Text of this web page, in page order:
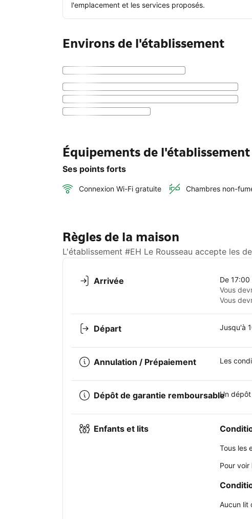
l'emplacement et les services proposés.
Environs de l'établissement
Équipements de l'établissement
Ses points forts
Connexion Wi-Fi gratuite Chambres non-
Règles de la maison
L'établissement #EH Le Rousseau accepte les
Arrivée
De 17:00
Vous
Vous
Départ Jusqu'à
Annulation / Prépaiement Les
Dépôt de garantie remboursableUn
Enfants et lits
Tous les
Pour
Aucun lit